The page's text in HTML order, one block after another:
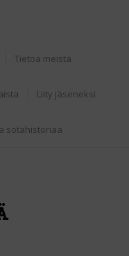
Tietoa meistä
Liity jäseneksi
sotahistoriaa